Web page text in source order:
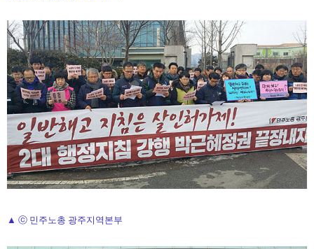
▲ ⓒ 민주노총 광주지역본부